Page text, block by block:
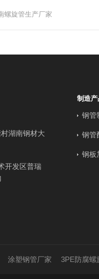
螺旋管生产厂家
湖南钢材大
开发区普瑞
制造
钢管
钢管
钢板
涂塑钢管厂家 3PE防腐螺